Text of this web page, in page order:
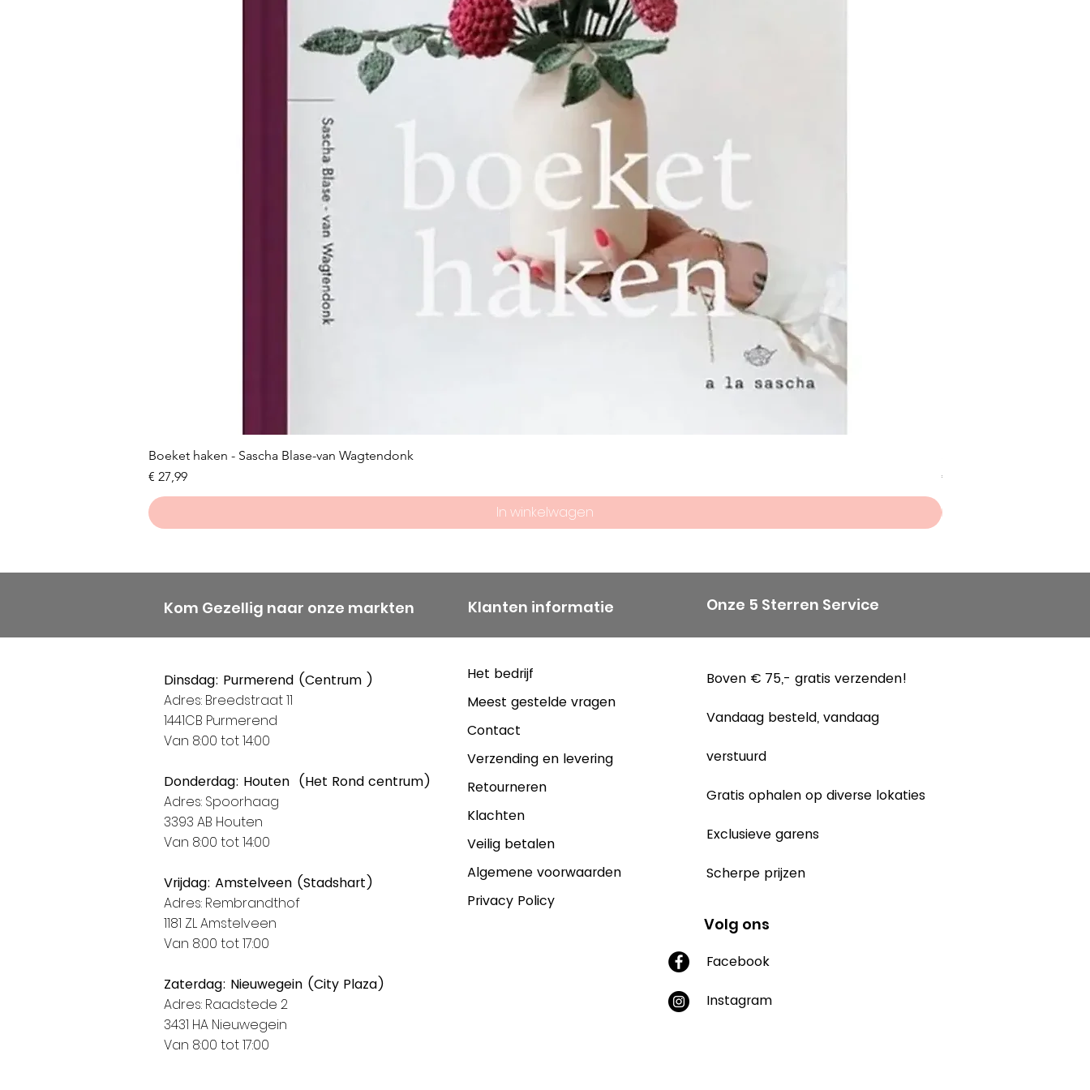
Boeket haken - Sascha Blase-van Wagtendonk
Prijs
€ 27,99
In winkelwagen
Prijs
€ 8,50
Kom Gezellig naar onze markten Klanten informatie Onze 5 Sterren Service
Dinsdag: Purmerend (Centrum )
Adres: Breedstraat 11
1441CB Purmerend
Van 8:00 tot 14:00
Donderdag: Houten (Het Rond centrum)
Adres: Spoorhaag
3393 AB Houten
Van 8:00 tot 14:00
Vrijdag: Amstelveen (Stadshart)
Adres: Rembrandthof
1181 ZL Amstelveen
Van 8:00 tot 17:00
Zaterdag: Nieuwegein (City Plaza)
Adres: Raadstede 2
3431 HA Nieuwegein
Van 8:00 tot 17:00
Het bedrijf
Meest gestelde vragen
Contact
Verzending en levering
Retourneren
Klachten
Veilig betalen
Algemene voorwaarden
Privacy Policy
Boven € 75,- gratis verzenden!
Vandaag besteld, vandaag
verstuurd
Gratis ophalen op diverse lokaties
Exclusieve garens
Scherpe prijzen
Volg ons
Facebook
Instagram